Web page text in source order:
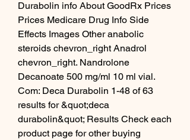
Durabolin info About GoodRx Prices
Prices Medicare Drug Info Side
Effects Images Other anabolic
steroids chevron_right Anadrol
chevron_right. Nandrolone
Decanoate 500 mg/ml 10 ml vial.
Com: Deca Durabolin 1-48 of 63
results for &quot;deca
durabolin&quot; Results Check each
product page for other buying